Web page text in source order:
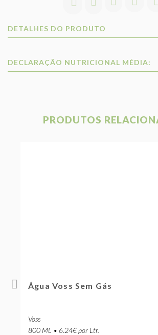
DETALHES DO PRODUTO
DECLARAÇÃO NUTRICIONAL MÉDIA:
PRODUTOS
Água Voss Sem Gás
Voss
800 ML • 6.24€ por Ltr.